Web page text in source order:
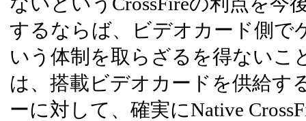
するならば、ビデオカード側で
いう体制を取らざるを得ないこ
は、搭載ビデオカードを供給す
ーに対して、確実にNative